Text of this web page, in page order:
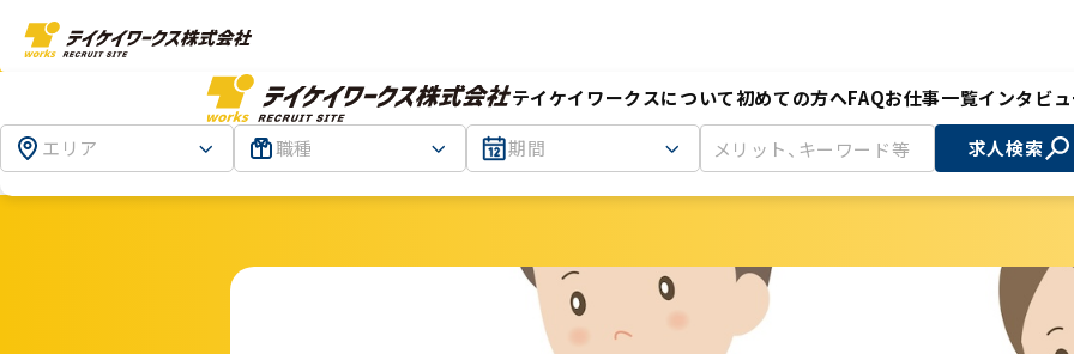
テイケイワークスについて初めての方へFAQお仕事一覧インタビ
エリア
職種 期間 求人検索